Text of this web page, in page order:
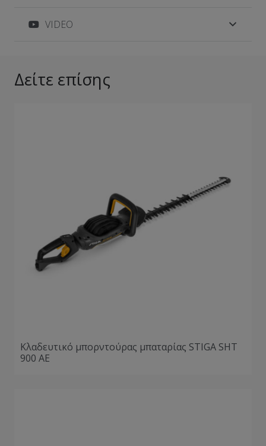
VIDEO
Δείτε επίσης
Κλαδευτικό μπορντούρας μπαταρίας STIGA SHT
900 AE